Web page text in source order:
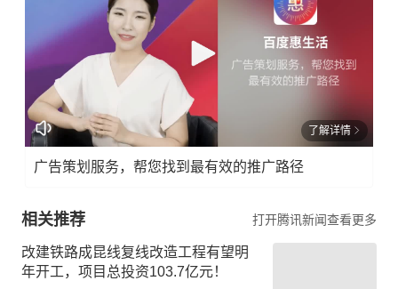
了解详情
广告策划服务，帮您找到最有效的推广路径
相关推荐 打开腾讯新闻查看更多
改建铁路成昆线复线改造工程有望明
年开工，项目总投资103.7亿元！